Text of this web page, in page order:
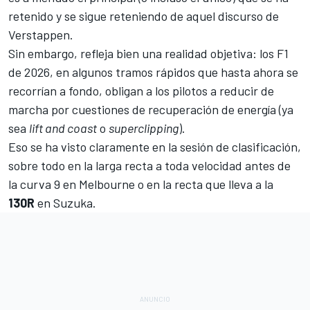
retenido y se sigue reteniendo de aquel discurso de
Verstappen.
Sin embargo, refleja bien una realidad objetiva: los F1
de 2026, en algunos tramos rápidos que hasta ahora se
recorrían a fondo, obligan a los pilotos a reducir de
marcha por cuestiones de recuperación de energía (ya
sea lift and coasto superclipping).
Eso se ha visto claramente en la sesión de clasificación,
sobre todo en la larga recta a toda velocidad antes de
la curva 9 en Melbourne o en la recta que lleva a la
130R en Suzuka.